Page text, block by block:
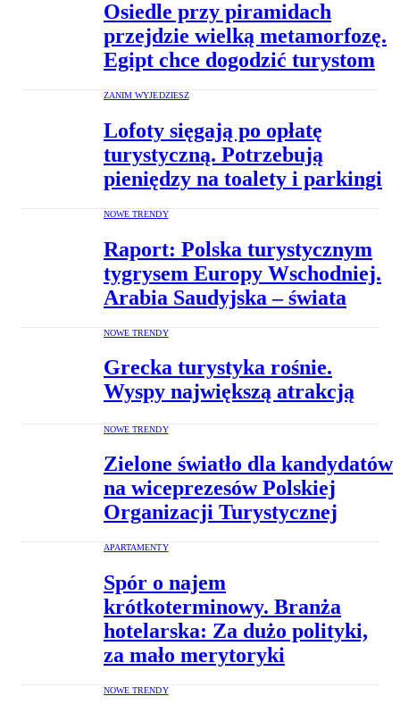
Osiedle przy piramidach
przejdzie wielką metamorfozę.
Egipt chce dogodzić turystom
ZANIM WYJEDZIESZ
Lofoty sięgają po opłatę
turystyczną. Potrzebują
pieniędzy na toalety i parkingi
NOWE TRENDY
Raport: Polska turystycznym
tygrysem Europy Wschodniej.
Arabia Saudyjska – świata
NOWE TRENDY
Grecka turystyka rośnie.
Wyspy największą atrakcją
NOWE TRENDY
Zielone światło dla kandydatów
na wiceprezesów Polskiej
Organizacji Turystycznej
APARTAMENTY
Spór o najem
krótkoterminowy. Branża
hotelarska: Za dużo polityki,
za mało merytoryki
NOWE TRENDY